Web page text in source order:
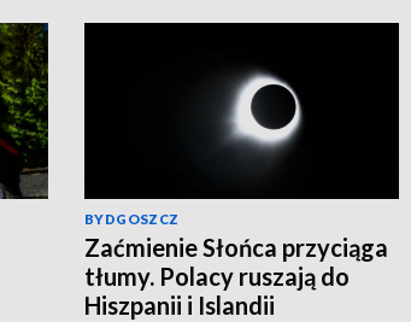
BYDGOSZCZ
Zaćmienie Słońca przyciąga
tłumy. Polacy ruszają do
Hiszpanii i Islandii